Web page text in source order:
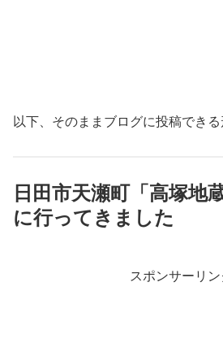
以下、そのままブログに投稿でき
日田市天瀬町「高塚地
に行ってきました
スポンサーリン